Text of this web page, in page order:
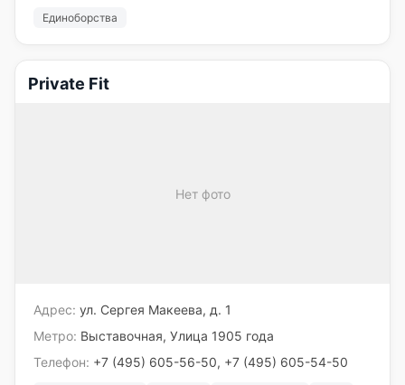
Единоборства
Private Fit
Нет фото
Адрес: ул. Сергея Макеева, д. 1
Метро: Выставочная, Улица 1905 года
Телефон: +7 (495) 605-56-50, +7 (495) 605-54-50